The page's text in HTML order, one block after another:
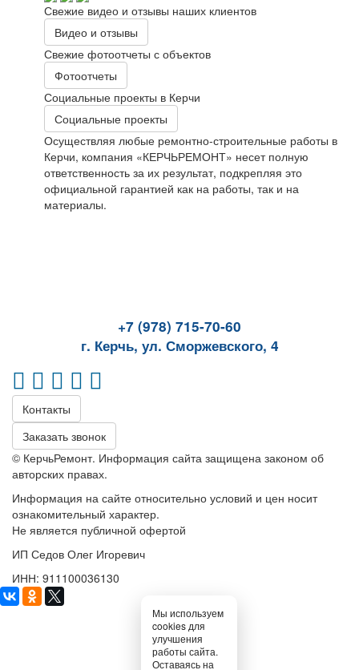
Свежие видео и отзывы наших клиентов
Видео и отзывы
Свежие фотоотчеты с объектов
Фотоотчеты
Социальные проекты в Керчи
Социальные проекты
Осуществляя любые ремонтно-строительные работы в
Керчи, компания «КЕРЧЬРЕМОНТ» несет полную
ответственность за их результат, подкрепляя это
официальной гарантией как на работы, так и на
материалы.
+7 (978) 715-70-60
г. Керчь, ул. Сморжевского, 4
Контакты
Заказать звонок
© КерчьРемонт. Информация сайта защищена законом об
авторских правах.
Информация на сайте относительно условий и цен носит
ознакомительный характер.
Не является публичной офертой
ИП Седов Олег Игоревич
ИНН: 911100036130
Мы используем
cookies для
улучшения
работы сайта.
Оставаясь на